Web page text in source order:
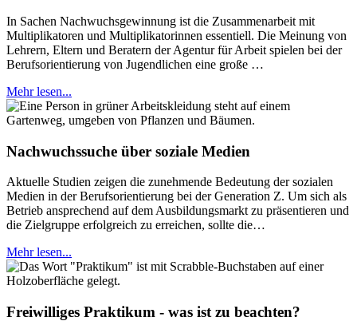
In Sachen Nachwuchsgewinnung ist die Zusammenarbeit mit
Multiplikatoren und Multiplikatorinnen essentiell. Die Meinung von
Lehrern, Eltern und Beratern der Agentur für Arbeit spielen bei der
Berufsorientierung von Jugendlichen eine große …
Mehr lesen...
Nachwuchssuche über soziale Medien
Aktuelle Studien zeigen die zunehmende Bedeutung der sozialen
Medien in der Berufsorientierung bei der Generation Z. Um sich als
Betrieb ansprechend auf dem Ausbildungsmarkt zu präsentieren und
die Zielgruppe erfolgreich zu erreichen, sollte die…
Mehr lesen...
Freiwilliges Praktikum - was ist zu beachten?